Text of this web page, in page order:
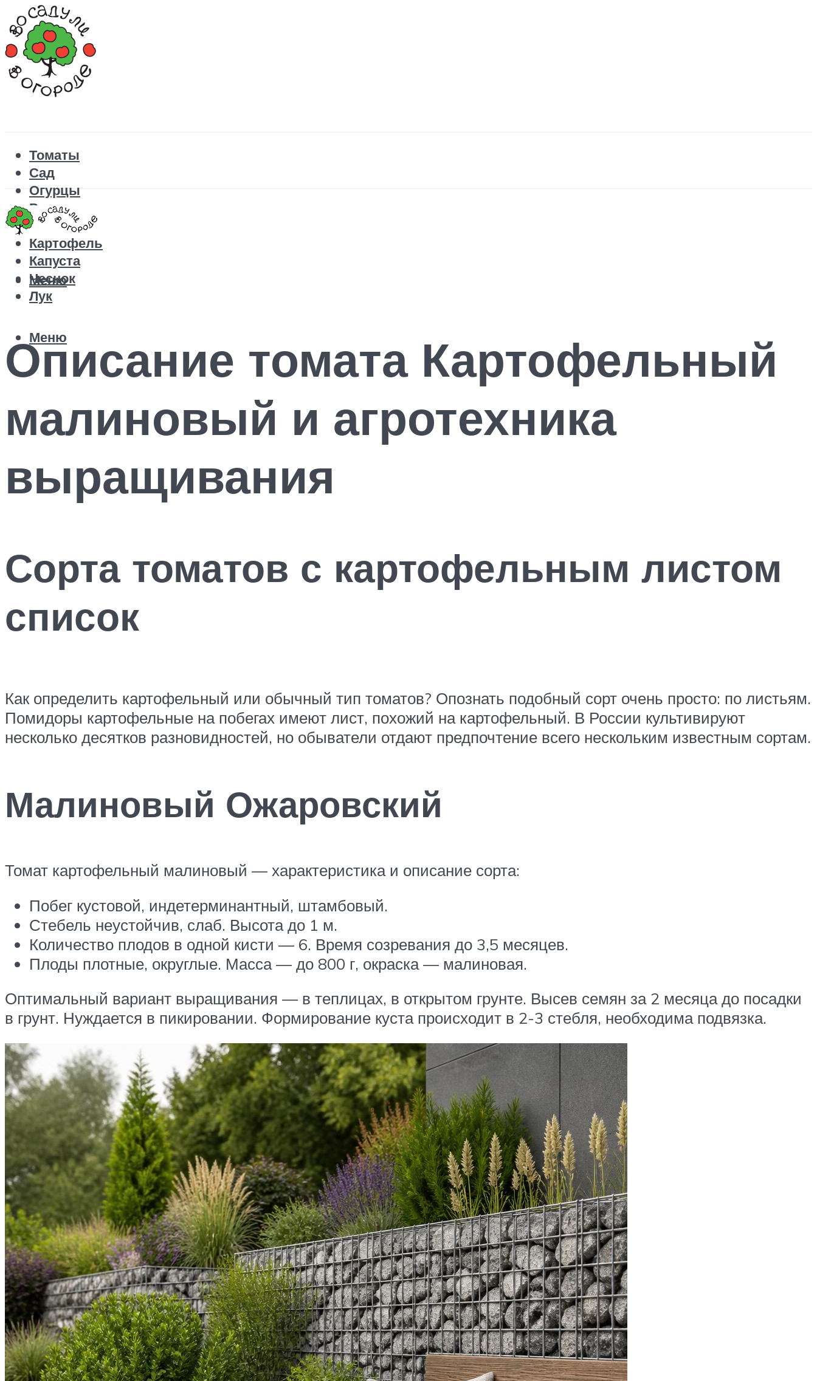
Томаты
Сад
Огурцы
Рецепты
Перец
Картофель
Капуста
Чеснок
Лук
Меню
Меню
Описание томата Картофельный
малиновый и агротехника
выращивания
Сорта томатов с картофельным листом
список
Как определить картофельный или обычный тип томатов? Опознать подобный сорт очень просто: по листьям.
Помидоры картофельные на побегах имеют лист, похожий на картофельный. В России культивируют
несколько десятков разновидностей, но обыватели отдают предпочтение всего нескольким известным сортам.
Малиновый Ожаровский
Томат картофельный малиновый — характеристика и описание сорта:
Побег кустовой, индетерминантный, штамбовый.
Стебель неустойчив, слаб. Высота до 1 м.
Количество плодов в одной кисти — 6. Время созревания до 3,5 месяцев.
Плоды плотные, округлые. Масса — до 800 г, окраска — малиновая.
Оптимальный вариант выращивания — в теплицах, в открытом грунте. Высев семян за 2 месяца до посадки
в грунт. Нуждается в пикировании. Формирование куста происходит в 2-3 стебля, необходима подвязка.